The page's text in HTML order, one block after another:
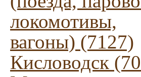
локомотивы,
вагоны) (7127)
Кисловодск